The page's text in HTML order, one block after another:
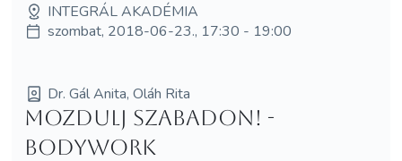
INTEGRÁL AKADÉMIA
szombat, 2018-06-23., 17:30 - 19:00
Dr. Gál Anita, Oláh Rita
Mozdulj szabadon! -
bodywork